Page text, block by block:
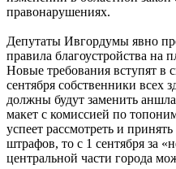
правонарушениях.
Депутаты Ивгордумы явно
правила благоустройства на
Новые требования вступят в
сентября собственники всех
должны будут заменить
макет с комиссией по
успеет рассмотреть и
штрафов, то с 1 сентября за
центральной части города